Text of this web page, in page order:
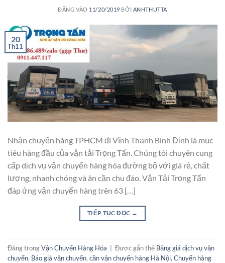
ĐĂNG VÀO 11/20/2019 BỞI ANHTHUTTA
20
Th11
Nhận chuyển hàng TPHCM đi Vĩnh Thạnh Bình Định là mục
tiêu hàng đầu của vận tải Trọng Tấn. Chúng tôi chuyên cung
cấp dịch vụ vận chuyển hàng hóa đường bộ với giá rẻ, chất
lượng, nhanh chóng và ân cần chu đáo. Vận Tải Trọng Tấn
đáp ứng vận chuyển hàng trên 63 […]
TIẾP TỤC ĐỌC →
Đăng trongVận Chuyển Hàng Hóa Được gắn thẻ Bảng giá dịch vụ vận
chuyển, Báo giá vận chuyển, cần vận chuyển hàng Hà Nội, Chuyển hàng